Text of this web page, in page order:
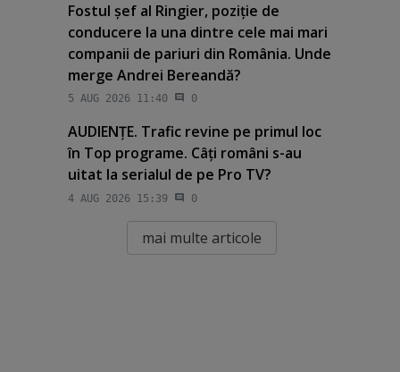
Fostul şef al Ringier, poziţie de
conducere la una dintre cele mai mari
companii de pariuri din România. Unde
merge Andrei Bereandă?
5 AUG 2026 11:40 0
AUDIENŢE. Trafic revine pe primul loc
în Top programe. Câţi români s-au
uitat la serialul de pe Pro TV?
4 AUG 2026 15:39 0
mai multe articole